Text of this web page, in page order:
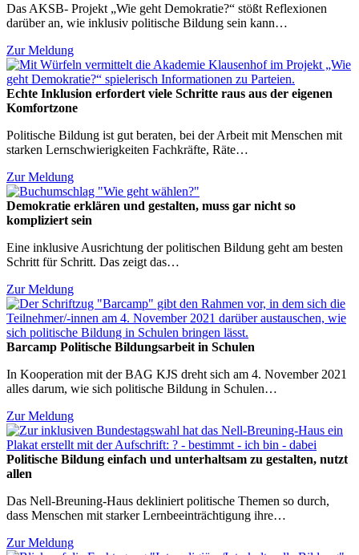
Das AKSB- Projekt „Wie geht Demokratie?“ stößt Reflexionen
darüber an, wie inklusiv politische Bildung sein kann…
Zur Meldung
Echte Inklusion erfordert viele Schritte raus aus der eigenen
Komfortzone
Politische Bildung ist gut beraten, bei der Arbeit mit Menschen mit
starken Lernschwierigkeiten Fachkräfte, Räte…
Zur Meldung
Demokratie erklären und gestalten, muss gar nicht so
kompliziert sein
Eine inklusive Ausrichtung der politischen Bildung geht am besten
Schritt für Schritt. Das zeigt das…
Zur Meldung
Barcamp Politische Bildungsarbeit in Schulen
In Kooperation mit der BAG KJS dreht sich am 4. November 2021
alles darum, wie sich politische Bildung in Schulen…
Zur Meldung
Politische Bildung einfach und unterhaltsam zu gestalten, nutzt
allen
Das Nell-Breuning-Haus dekliniert politische Themen so durch,
dass Menschen mit starker Lernbeeinträchtigung ihre…
Zur Meldung